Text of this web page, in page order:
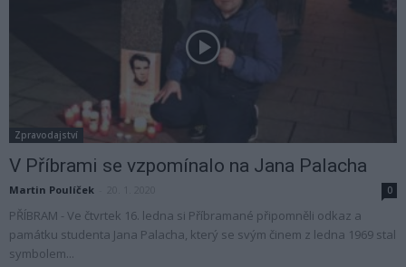
Zpravodajství
V Příbrami se vzpomínalo na Jana Palacha
Martin Poulíček 0
PŘÍBRAM - Ve čtvrtek 16. ledna si Příbramané připomněli odkaz a
památku studenta Jana Palacha, který se svým činem z ledna 1969 stal
symbolem...